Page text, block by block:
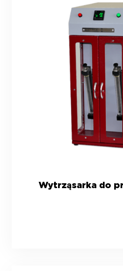
Wytrząsarka do